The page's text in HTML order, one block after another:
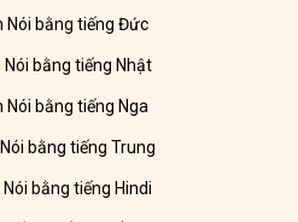
Nói bằng tiếng Đức
Nói bằng tiếng Nhật
Nói bằng tiếng Nga
bằng tiếng Trung
Nói bằng tiếng Hindi